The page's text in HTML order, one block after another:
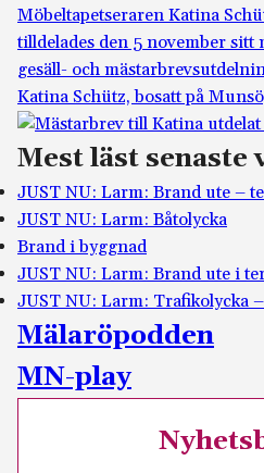
Möbeltapetseraren Katina
tilldelades den 5 november sitt
gesäll- och
Katina Schütz, bosatt på
Mest läst senaste
JUST NU: Larm: Brand ute –
JUST NU: Larm: Båtolycka
Brand i byggnad
JUST NU: Larm: Brand ute i
JUST NU: Larm: Trafikolycka
Mälaröpodden
MN-play